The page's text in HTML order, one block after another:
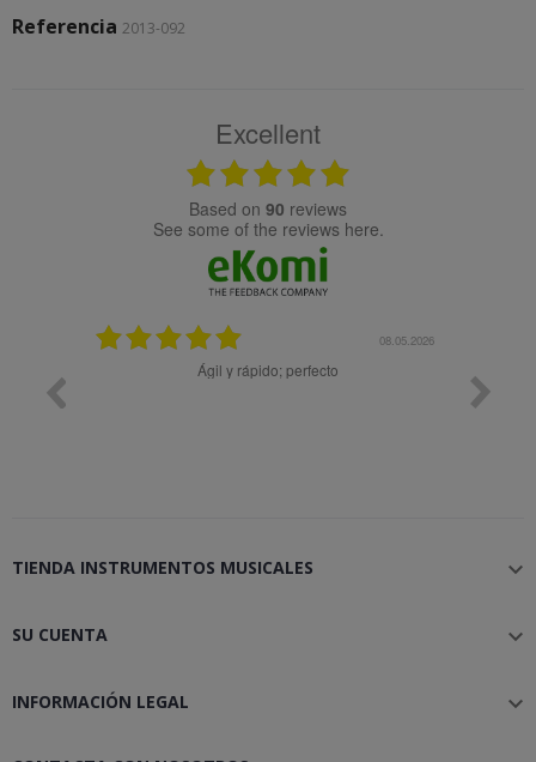
Referencia 2013-092
Excellent
based on 90 reviews
see some of the reviews here.
08.05.2026
Muy bien
TIENDA INSTRUMENTOS MUSICALES 
SU CUENTA 
INFORMACIÓN LEGAL 